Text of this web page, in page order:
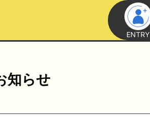
ENTRY
知らせ